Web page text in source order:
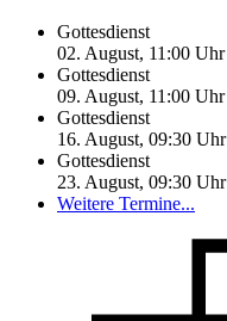
Gottesdienst
02. August, 11:00 Uhr
Gottesdienst
09. August, 11:00 Uhr
Gottesdienst
16. August, 09:30 Uhr
Gottesdienst
23. August, 09:30 Uhr
Weitere Termine...